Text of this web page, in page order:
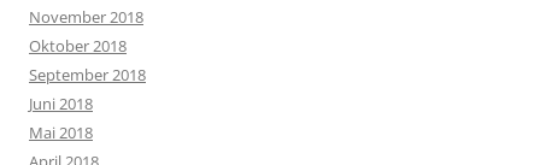
November 2018
Oktober 2018
September 2018
Juni 2018
Mai 2018